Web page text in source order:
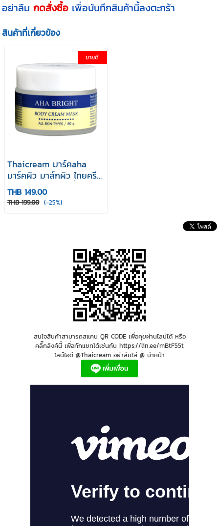
อย่าลืมกดสั่งซื้อ เพื่อบันทึกสินค้านี้ลงตะกร้า
สินค้าที่เกี่ยวข้อง
ขายดี
Thaicream มาร์คaha
มาร์คผิว มาส์กผิว ไทยครีม
เอเอชเอ ไบรท์ บอดี้ มาส์ค
ครีม Aha Bright Body
Mask Cream
THB 149.00
THB 199.00 (-25%)
สนใจสินค้าสามารถสแกน QR CODE เพื่อคุยผ่านไลน์ได้ หรือ
คลิ๊กลิงค์นี้ เพื่อทักแชทได้เช่นกัน https://lin.ee/mBtF55t
ไลน์ไอดี @Thaicream อย่าลืมใส่ @ นำหน้า